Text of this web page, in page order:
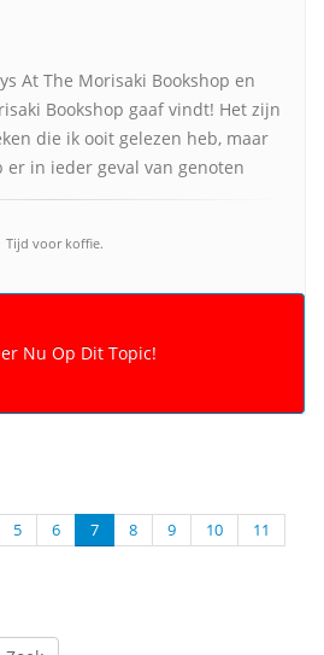
At The Morisaki Bookshop en
Bookshop gaaf vindt! Het zijn
die ik ooit gelezen heb, maar
er in ieder geval van genoten
Tijd voor koffie.
5 6 7 8 9 10
11